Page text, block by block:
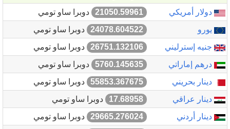
دولار أمريكي
21050.59961
دوبرا ساو تومي
يورو
24078.604522
دوبرا ساو تومي
جنيه إسترليني
26751.132106
دوبرا ساو تومي
درهم إماراتي
5760.145635
دوبرا ساو تومي
دينار بحريني
55853.367675
دوبرا ساو تومي
دينار عراقي
17.68958
دوبرا ساو تومي
دينار أردني
29665.276024
دوبرا ساو تومي